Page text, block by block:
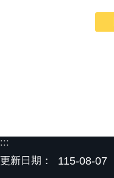
:::
更新日期：
115-08-07